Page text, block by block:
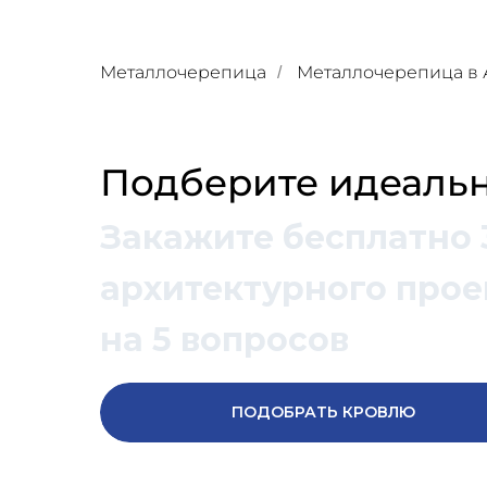
Металлочерепица / Металлочерепица в
ПОДОБРАТЬ КРОВЛЮ
Подберите
Закажите бесплатно
архитектурного
на 5 вопросов